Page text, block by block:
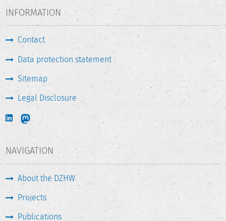
INFORMATION
Contact
Data protection statement
Sitemap
Legal Disclosure
NAVIGATION
About the DZHW
Projects
Publications